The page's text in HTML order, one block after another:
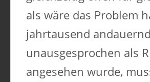
als wäre das Problem
jahrtausend
unausgesprochen als
angesehen wurde,